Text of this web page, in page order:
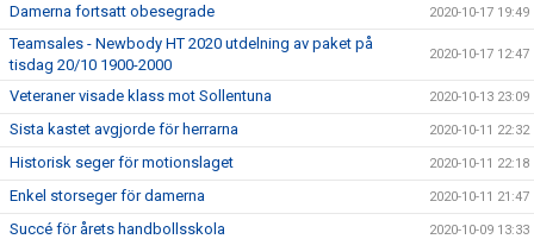
Damerna fortsatt obesegrade 2020-10-17 19:49
Teamsales - Newbody HT 2020 utdelning av paket på
tisdag 20/10 1900-2000
2020-10-17 12:47
Veteraner visade klass mot Sollentuna 2020-10-13 23:09
Sista kastet avgjorde för herrarna 2020-10-11 22:32
Historisk seger för motionslaget 2020-10-11 22:18
Enkel storseger för damerna 2020-10-11 21:47
Succé för årets handbollsskola 2020-10-09 13:33